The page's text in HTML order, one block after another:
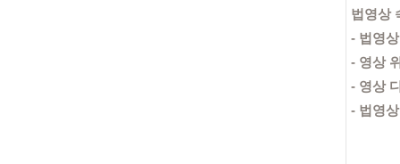
법영상
- 법영
- 영상
- 영상
- 법영